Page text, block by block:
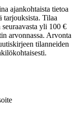
ajankohtaista tietoa
tarjouksista. Tilaa
yli 100 €
arvonnassa. Arvonta
tilanneiden